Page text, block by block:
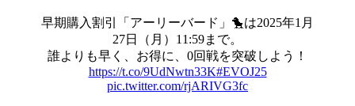
早期購入割引「アーリーバード」🐤は2025年1月
27日（月）11:59まで。
誰よりも早く、お得に、0回戦を突破しよう！
https://t.co/9UdNwtn33K#EVOJ25
pic.twitter.com/rjARIVG3fc